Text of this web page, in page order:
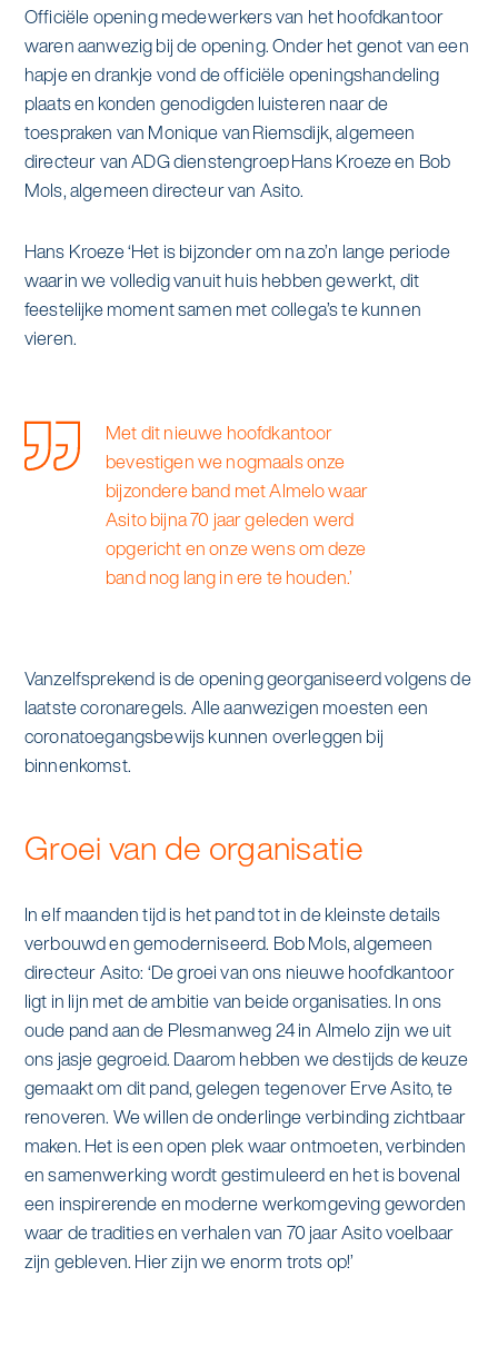
Mens & Asito
Werken bij Asito
Zoeken
Offerte aanvragen
Officiële opening medewerkers van het hoofdkantoor
waren aanwezig bij de opening. Onder het genot van een
hapje en drankje vond de officiële openingshandeling
plaats en konden genodigden luisteren naar de
toespraken van Monique van Riemsdijk, algemeen
directeur van ADG dienstengroep Hans Kroeze en Bob
Mols, algemeen directeur van Asito.
Hans Kroeze ‘Het is bijzonder om na zo’n lange periode
waarin we volledig vanuit huis hebben gewerkt, dit
feestelijke moment samen met collega’s te kunnen
vieren.
Met dit nieuwe hoofdkantoor
bevestigen we nogmaals onze
bijzondere band met Almelo waar
Asito bijna 70 jaar geleden werd
opgericht en onze wens om deze
band nog lang in ere te houden.’
Vanzelfsprekend is de opening georganiseerd volgens de
laatste coronaregels. Alle aanwezigen moesten een
coronatoegangsbewijs kunnen overleggen bij
binnenkomst.
Groei van de organisatie
In elf maanden tijd is het pand tot in de kleinste details
verbouwd en gemoderniseerd. Bob Mols, algemeen
directeur Asito: ‘De groei van ons nieuwe hoofdkantoor
ligt in lijn met de ambitie van beide organisaties. In ons
oude pand aan de Plesmanweg 24 in Almelo zijn we uit
ons jasje gegroeid. Daarom hebben we destijds de keuze
gemaakt om dit pand, gelegen tegenover Erve Asito, te
renoveren. We willen de onderlinge verbinding zichtbaar
maken. Het is een open plek waar ontmoeten, verbinden
en samenwerking wordt gestimuleerd en het is bovenal
een inspirerende en moderne werkomgeving geworden
waar de tradities en verhalen van 70 jaar Asito voelbaar
zijn gebleven. Hier zijn we enorm trots op!’